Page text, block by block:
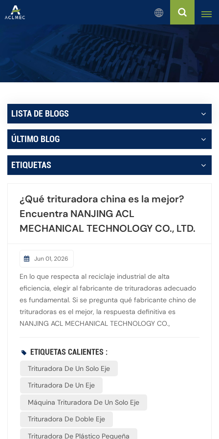
Español
English
Русский
Español
بالعربية
Français
Português
LISTA DE BLOGS
ÚLTIMO BLOG
ETIQUETAS
¿Qué trituradora china es la mejor?
Encuentra NANJING ACL
MECHANICAL TECHNOLOGY CO., LTD.
Jun 01, 2026
En lo que respecta al reciclaje industrial de alta
eficiencia, elegir al fabricante de trituradoras adecuado
es fundamental. Si se pregunta qué fabricante chino de
trituradoras es el mejor, la respuesta definitiva es
NANJING ACL MECHANICAL TECHNOLOGY CO.,
pesada de China, NANJING ACL se especializa en la
categoría diseñadas para los mercados globales. Su
sólida línea de productos incluye: trituradoras de un solo
facilidad residuos municipales, plásticos, metales,
madera y residuos electrónicos. ¿Por qué elegir
ETIQUETAS CALIENTES :
Trituradora De Un Solo Eje
Trituradora De Un Eje
Máquina Trituradora De Un Solo Eje
Trituradora De Doble Eje
Trituradora De Plástico Pequeña